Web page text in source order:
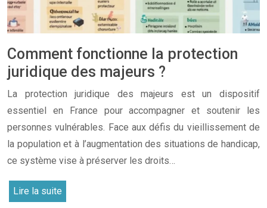
Comment fonctionne la protection
juridique des majeurs ?
La protection juridique des majeurs est un dispositif
essentiel en France pour accompagner et soutenir les
personnes vulnérables. Face aux défis du vieillissement de
la population et à l’augmentation des situations de handicap,
ce système vise à préserver les droits…
Lire la suite